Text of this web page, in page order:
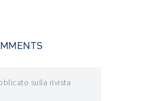
sulla rivista